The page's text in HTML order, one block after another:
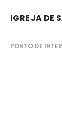
IGREJA DE
PONTO DE